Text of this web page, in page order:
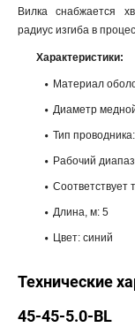
Вилка снабжается
радиус изгиба в
Характеристики:
Материал
Диаметр
Тип
Рабочий
Соответствует
Длина, м: 5
Цвет: синий
Технические
45-45-5.0-BL